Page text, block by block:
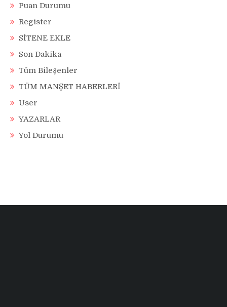
Puan Durumu
Register
SİTENE EKLE
Son Dakika
Tüm Bileşenler
TÜM MANŞET HABERLERİ
User
YAZARLAR
Yol Durumu